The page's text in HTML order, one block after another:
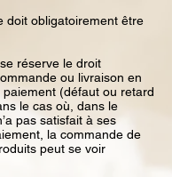
doit obligatoirement être
réserve le droit
ou livraison en
paiement (défaut ou retard
le cas où, dans le
pas satisfait à ses
la commande de
peut se voir